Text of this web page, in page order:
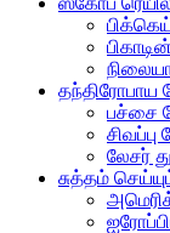
தந்திரோபாய
பச்சை
சிவப்பு
லேசர்
சுத்தம்